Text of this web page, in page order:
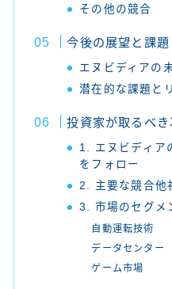
その他の競合
今後の展望と課題
エヌビディアの
潜在的な課題と
投資家が取るべ
1. エヌビディア
をフォロー
2. 主要な競合他
3. 市場のセグメ
自動運転技術
データセンター
ゲーム市場